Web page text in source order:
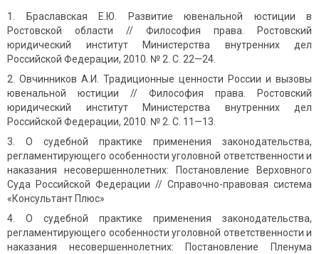
Браславская Е.Ю. Развитие ювенальной юстиции в
Ростовской области // Философия права. Ростовский
юридический институт Министерства внутренних дел
Российской Федерации, 2010. № 2. С. 22—24.
Овчинников А.И. Традиционные ценности России и вызовы
ювенальной юстиции // Философия права. Ростовский
юридический институт Министерства внутренних дел
Российской Федерации, 2010. № 2. С. 11—13.
О судебной практике применения законодательства,
регламентирующего особенности уголовной ответственности и
наказания несовершеннолетних: Постановление Верховного
Суда Российской Федерации // Справочно-правовая система
«Консультант Плюс»
О судебной практике применения законодательства,
регламентирующего особенности уголовной ответственности и
наказания несовершеннолетних: Постановление Пленума